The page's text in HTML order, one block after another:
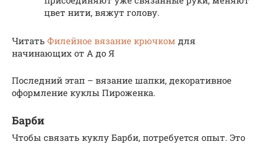
цвет нити, вяжут голову.
Читать Филейное вязание крючком для
начинающих от А до Я
Последний этап – вязание шапки, декоративное
оформление куклы Пироженка.
Барби
Чтобы связать куклу Барби, потребуется опыт. Это